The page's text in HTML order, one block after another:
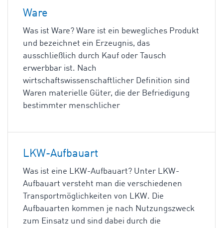
Ware
Was ist Ware? Ware ist ein bewegliches Produkt
und bezeichnet ein Erzeugnis, das
ausschließlich durch Kauf oder Tausch
erwerbbar ist. Nach
wirtschaftswissenschaftlicher Definition sind
Waren materielle Güter, die der Befriedigung
bestimmter menschlicher
LKW-Aufbauart
Was ist eine LKW-Aufbauart? Unter LKW-
Aufbauart versteht man die verschiedenen
Transportmöglichkeiten von LKW. Die
Aufbauarten kommen je nach Nutzungszweck
zum Einsatz und sind dabei durch die